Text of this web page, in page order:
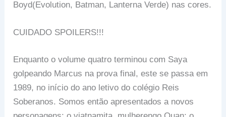
Boyd(Evolution, Batman, Lanterna Verde) nas cores.
CUIDADO SPOILERS!!!
Enquanto o volume quatro terminou com Saya
golpeando Marcus na prova final, este se passa em
1989, no início do ano letivo do colégio Reis
Soberanos. Somos então apresentados a novos